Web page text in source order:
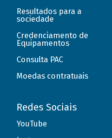
Resultados para a
sociedade
Credenciamento de
Equipamentos
Consulta PAC
Moedas contratuais
Redes Sociais
YouTube